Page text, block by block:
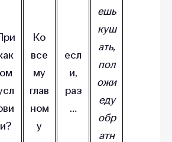
ом
и?
Ко
все
му
глав
ном
у
есл
и,
раз
…
ешь
куш
ать,
пол
ожи
еду
обр
атн